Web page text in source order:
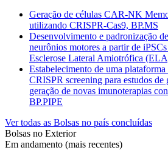
Geração de células CAR-NK
utilizando CRISPR-Cas9, BP.MS
Desenvolvimento e padronização
neurônios motores a partir de
Esclerose Lateral Amiotrófica
Estabelecimento de uma
CRISPR screening para estudos
geração de novas imunoterapias
BP.PIPE
Ver todas as Bolsas no país concluídas
Bolsas no Exterior
Em andamento (mais recentes)